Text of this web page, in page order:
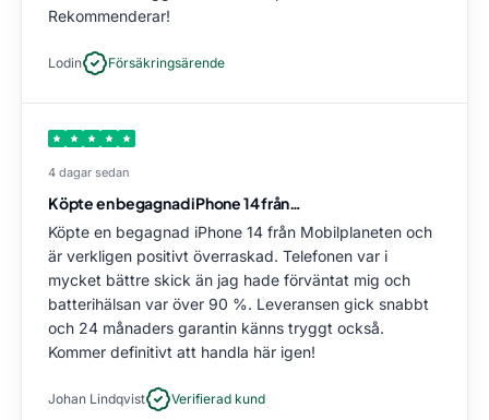
Rekommenderar!
Lodin Försäkringsärende
4 dagar sedan
Köpte en begagnad iPhone 14 från…
Köpte en begagnad iPhone 14 från Mobilplaneten och
är verkligen positivt överraskad. Telefonen var i
mycket bättre skick än jag hade förväntat mig och
batterihälsan var över 90 %. Leveransen gick snabbt
och 24 månaders garantin känns tryggt också.
Kommer definitivt att handla här igen!
Johan Lindqvist Verifierad kund